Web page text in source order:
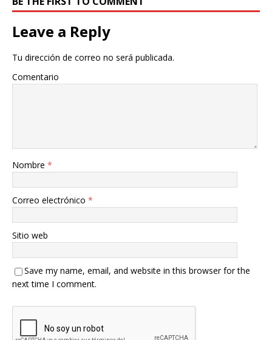
Leave a Reply
Tu dirección de correo no será publicada.
Comentario
Nombre *
Correo electrónico *
Sitio web
Save my name, email, and website in this browser for the
next time I comment.